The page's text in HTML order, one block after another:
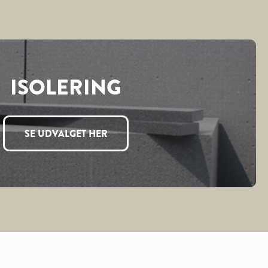
ISOLERING
SE UDVALGET HER